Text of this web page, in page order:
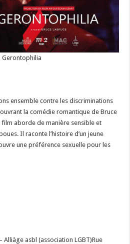
Gerontophilia
ensemble contre les discriminations
la comédie romantique de Bruce
film aborde de manière sensible et
Il raconte l’histoire d’un jeune
une préférence sexuelle pour les
Alliàge asbl (association LGBT)Rue